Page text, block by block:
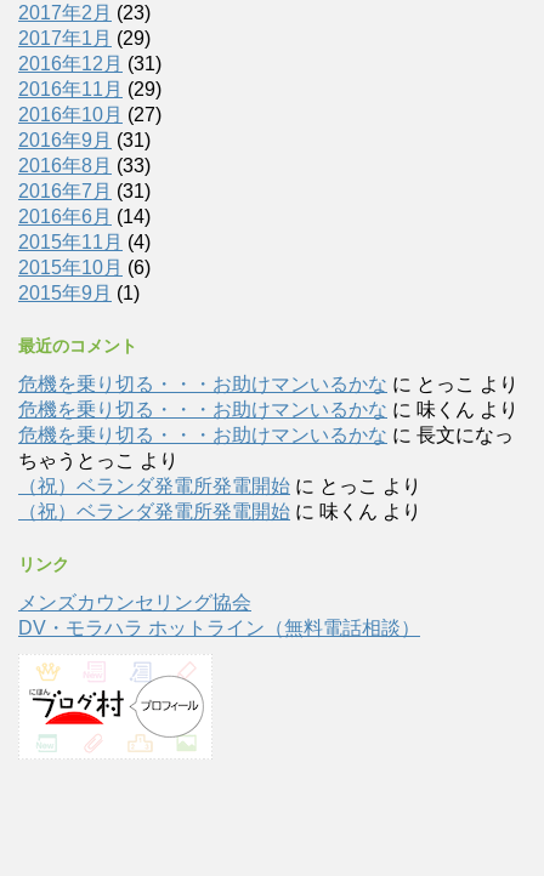
2017年2月 (23)
2017年1月 (29)
2016年12月 (31)
2016年11月 (29)
2016年10月 (27)
2016年9月 (31)
2016年8月 (33)
2016年7月 (31)
2016年6月 (14)
2015年11月 (4)
2015年10月 (6)
2015年9月 (1)
最近のコメント
危機を乗り切る・・・お助けマンいるかな に とっこ より
危機を乗り切る・・・お助けマンいるかな に 味くん より
危機を乗り切る・・・お助けマンいるかな に 長文になっ
ちゃうとっこ より
（祝）ベランダ発電所発電開始 に とっこ より
（祝）ベランダ発電所発電開始 に 味くん より
リンク
メンズカウンセリング協会
DV・モラハラ ホットライン（無料電話相談）